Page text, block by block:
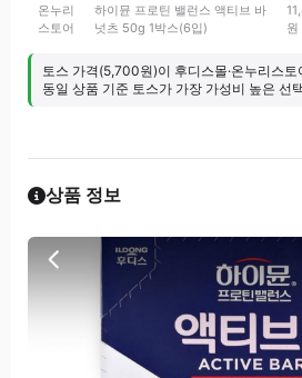
온누리
스토어
하이뮨 프로틴 밸런스 액티브 바
넛츠 50g 1박스(6입)
원
토스 가격(5,700원)이 후디스몰·온누리스
동일 상품 기준 토스가 가장 가성비 높은 선
상품 정보